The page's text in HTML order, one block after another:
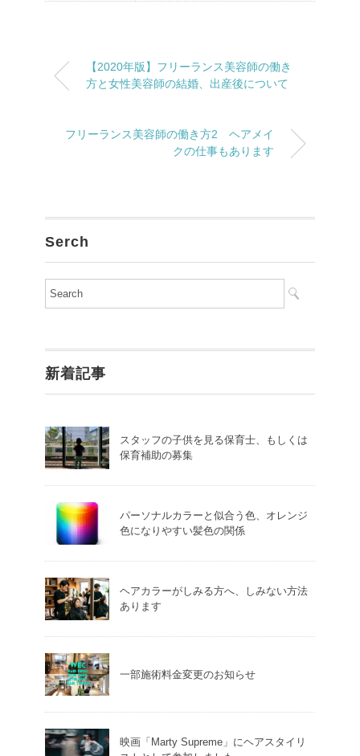
【2020年版】フリーランス美容師の働き
方と女性美容師の結婚、出産後について
フリーランス美容師の働き方2 ヘアメイ
クの仕事もあります
Serch
新着記事
スタッフの子供を見る保育士、もしくは
保育補助の募集
パーソナルカラーと似合う色、オレンジ
色になりやすい髪色の関係
ヘアカラーがしみる方へ、しみない方法
あります
一部施術料金変更のお知らせ
映画「Marty Supreme」にヘアスタイリ